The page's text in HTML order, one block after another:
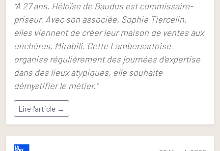
“A 27 ans, Héloïse de Baudus est commissaire-
priseur. Avec son associée, Sophie Tiercelin,
elles viennent de créer leur maison de ventes aux
enchères, Mirabili. Cette Lambersartoise
organise régulièrement des journées d'expertise
dans des lieux atypiques, elle souhaite
démystifier le métier.”
Lire l'article →